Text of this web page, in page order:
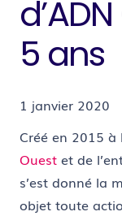
5 ans
1 janvier 2020
Créé en 2015 à
Ouest et de
s’est donné la
objet toute